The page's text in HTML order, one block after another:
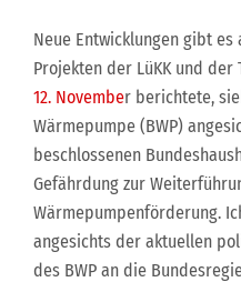
Neue Entwicklungen gibt
Projekten der LüKK und der
12. November berichtete,
Wärmepumpe (BWP)
beschlossenen
Gefährdung zur
Wärmepumpenförderung.
angesichts der aktuellen
des BWP an die